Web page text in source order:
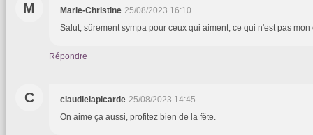
M Marie-Christine 25/08/2023 16:10
Salut, sûrement sympa pour ceux qui aiment, ce qui n'est pas mon
Répondre
C claudielapicarde 25/08/2023 14:45
On aime ça aussi, profitez bien de la fête.